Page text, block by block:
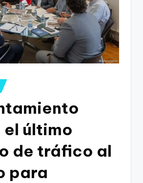
último
de tráfico al
para